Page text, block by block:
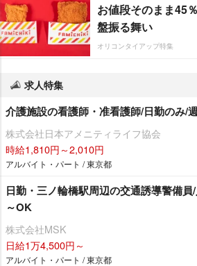
お値段そのまま45
盤振る舞い
オリコンタイアップ特集
求人特集
介護施設の看護師・准看護師/日勤のみ/
株式会社日本アメニティライフ協会
時給1,810円～2,010円
アルバイト・パート / 東京都
日勤・三ノ輪橋駅周辺の交通誘導警備
～OK
株式会社MSK
日給1万4,500円～
アルバイト・パート / 東京都